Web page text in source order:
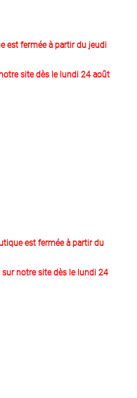
est fermée à partir du jeudi
site dès le lundi 24 août
est fermée à partir du
notre site dès le lundi 24